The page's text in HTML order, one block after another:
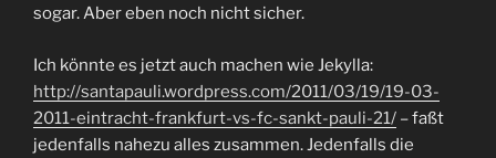
sogar. Aber eben noch nicht sicher.
Ich könnte es jetzt auch machen wie Jekylla:
http://santapauli.wordpress.com/2011/03/19/19-03-
2011-eintracht-frankfurt-vs-fc-sankt-pauli-21/ – faßt
jedenfalls nahezu alles zusammen. Jedenfalls die